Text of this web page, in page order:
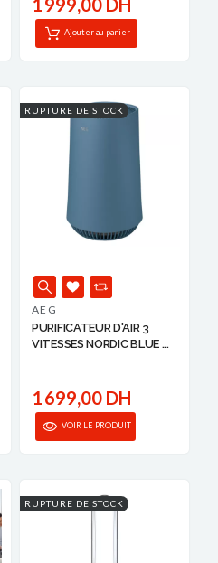
1 999,00 DH
Ajouter au panier
RUPTURE DE STOCK
AEG
PURIFICATEUR D'AIR 3
VITESSES NORDIC BLUE ...
1 699,00 DH
VOIR LE PRODUIT
RUPTURE DE STOCK